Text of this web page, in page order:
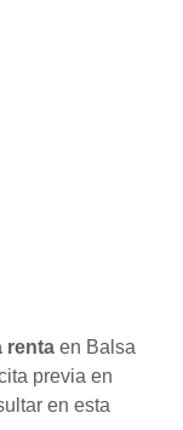
renta en Balsa
previa en
en esta